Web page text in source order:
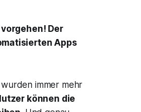
Der
Apps
immer mehr
können die